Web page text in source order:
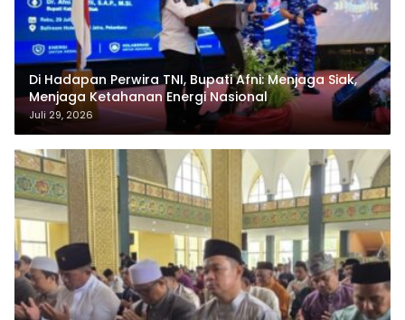
Di Hadapan Perwira TNI, Bupati Afni: Menjaga Siak,
Menjaga Ketahanan Energi Nasional
Juli 29, 2026